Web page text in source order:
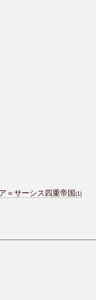
＝サーシス四重帝国(1)